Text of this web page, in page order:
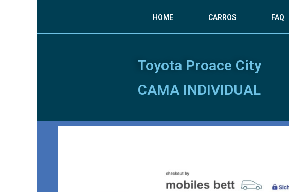
HOME CARROS FAQ
Toyota Proace City
CAMA INDIVIDUAL